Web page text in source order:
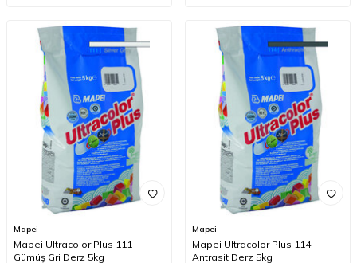
Mapei
Mapei Ultracolor Plus 111
Gümüş Gri Derz 5kg
Mapei
Mapei Ultracolor Plus 114
Antrasit Derz 5kg